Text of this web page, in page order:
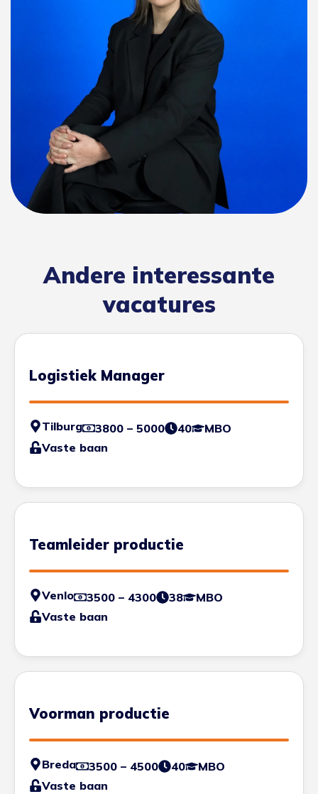
Andere interessante
vacatures
Logistiek Manager
Tilburg 3800 – 5000 40
MBO
Vaste baan
Teamleider productie
Venlo 3500 – 4300 38
MBO
Vaste baan
Voorman productie
Breda 3500 – 4500 40
MBO
Vaste baan